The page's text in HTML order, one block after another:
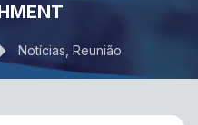
Notícias Reunião